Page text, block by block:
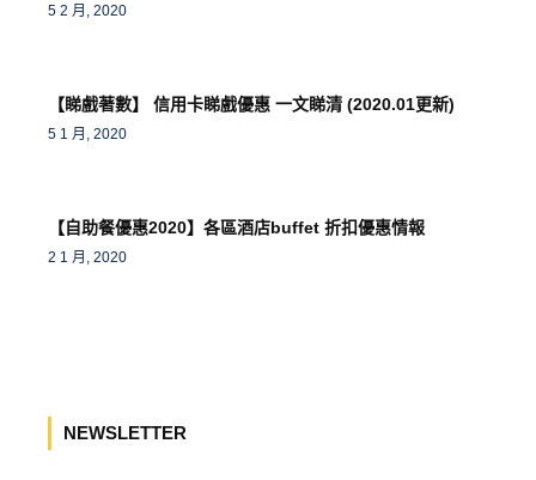
5 2 月, 2020
【睇戲著數】 信用卡睇戲優惠 一文睇清 (2020.01更新)
5 1 月, 2020
【自助餐優惠2020】各區酒店buffet 折扣優惠情報
2 1 月, 2020
NEWSLETTER